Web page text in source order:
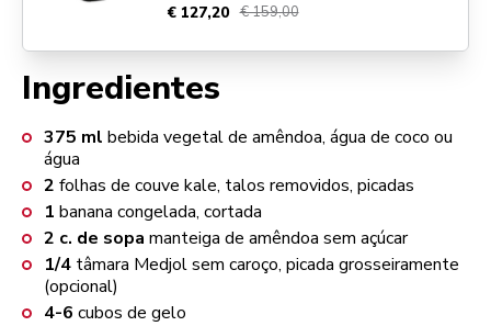
Ingredientes
375 ml bebida vegetal de amêndoa, água de coco ou
água
2 folhas de couve kale, talos removidos, picadas
1 banana congelada, cortada
2 c. de sopa manteiga de amêndoa sem açúcar
1/4 tâmara Medjol sem caroço, picada grosseiramente
(opcional)
4-6 cubos de gelo
€ 127,20 € 159,00